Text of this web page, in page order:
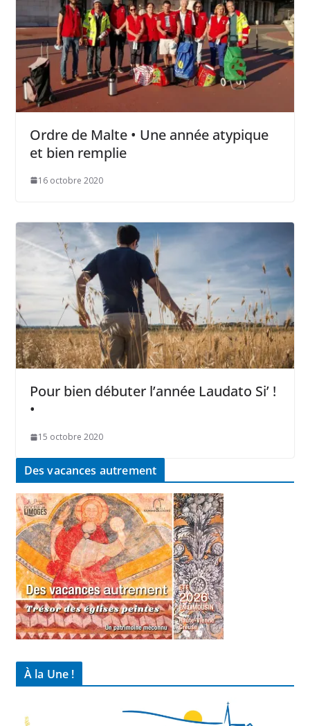
Ordre de Malte • Une année atypique
et bien remplie
16 octobre 2020
Pour bien débuter l’année Laudato Si’ !
•
15 octobre 2020
Des vacances autrement
À la Une !